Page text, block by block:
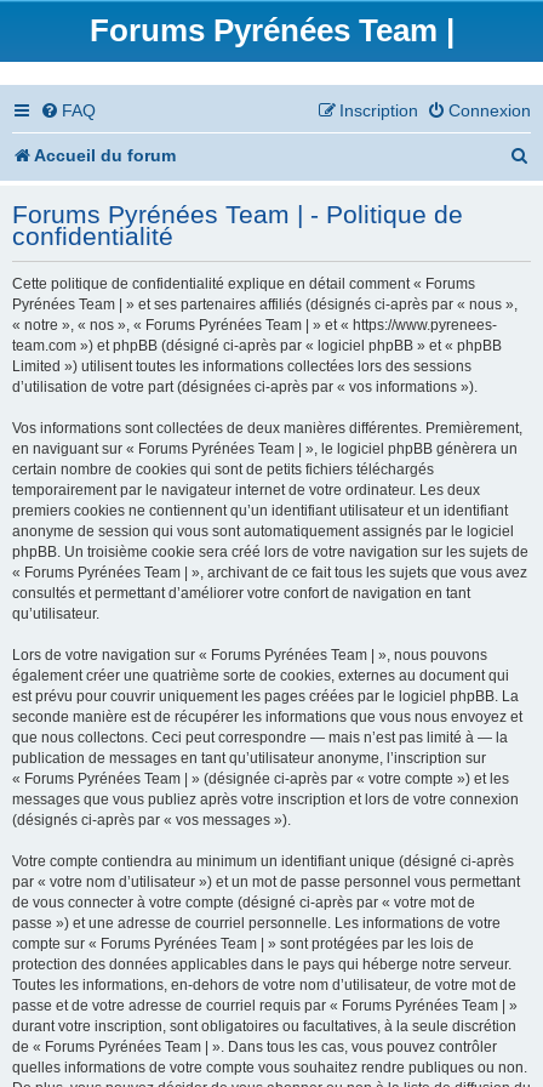
Forums Pyrénées Team |
FAQ Connexion
Inscription
Accueil du forum
h
Forums Pyrénées Team | - Politique de
confidentialité
Cette politique de confidentialité explique en détail comment « Forums
Pyrénées Team | » et ses partenaires affiliés (désignés ci-après par « nous »,
« notre », « nos », « Forums Pyrénées Team | » et « https://www.pyrenees-
team.com ») et phpBB (désigné ci-après par « logiciel phpBB » et « phpBB
Limited ») utilisent toutes les informations collectées lors des sessions
d’utilisation de votre part (désignées ci-après par « vos informations »).
Vos informations sont collectées de deux manières différentes. Premièrement,
en naviguant sur « Forums Pyrénées Team | », le logiciel phpBB génèrera un
certain nombre de cookies qui sont de petits fichiers téléchargés
temporairement par le navigateur internet de votre ordinateur. Les deux
premiers cookies ne contiennent qu’un identifiant utilisateur et un identifiant
anonyme de session qui vous sont automatiquement assignés par le logiciel
phpBB. Un troisième cookie sera créé lors de votre navigation sur les sujets de
« Forums Pyrénées Team | », archivant de ce fait tous les sujets que vous avez
consultés et permettant d’améliorer votre confort de navigation en tant
qu’utilisateur.
Lors de votre navigation sur « Forums Pyrénées Team | », nous pouvons
également créer une quatrième sorte de cookies, externes au document qui
est prévu pour couvrir uniquement les pages créées par le logiciel phpBB. La
seconde manière est de récupérer les informations que vous nous envoyez et
que nous collectons. Ceci peut correspondre — mais n’est pas limité à — la
publication de messages en tant qu’utilisateur anonyme, l’inscription sur
« Forums Pyrénées Team | » (désignée ci-après par « votre compte ») et les
messages que vous publiez après votre inscription et lors de votre connexion
(désignés ci-après par « vos messages »).
Votre compte contiendra au minimum un identifiant unique (désigné ci-après
par « votre nom d’utilisateur ») et un mot de passe personnel vous permettant
de vous connecter à votre compte (désigné ci-après par « votre mot de
passe ») et une adresse de courriel personnelle. Les informations de votre
compte sur « Forums Pyrénées Team | » sont protégées par les lois de
protection des données applicables dans le pays qui héberge notre serveur.
Toutes les informations, en-dehors de votre nom d’utilisateur, de votre mot de
passe et de votre adresse de courriel requis par « Forums Pyrénées Team | »
durant votre inscription, sont obligatoires ou facultatives, à la seule discrétion
de « Forums Pyrénées Team | ». Dans tous les cas, vous pouvez contrôler
quelles informations de votre compte vous souhaitez rendre publiques ou non.